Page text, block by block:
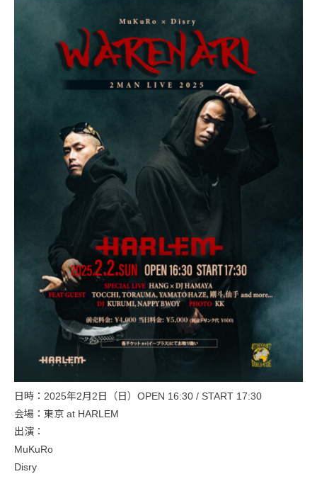
日時：2025年2月2日（日）OPEN 16:30 / START 17:30
会場：東京 at HARLEM
出演：
MuKuRo
Disry